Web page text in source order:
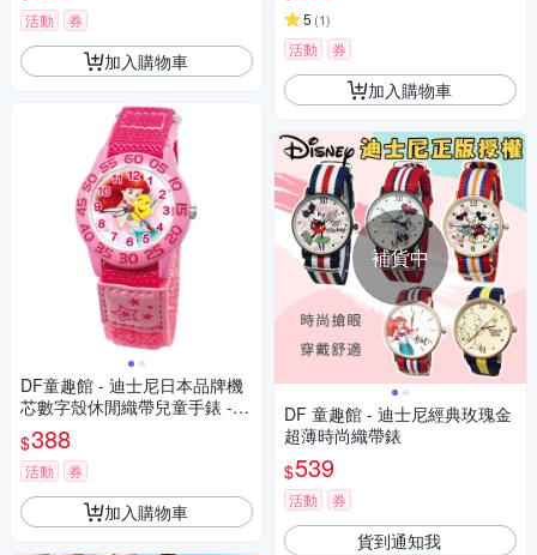
活動 券
加入購物車
DF童趣館 - 迪士尼日本品牌機
芯數字殼休閒織帶兒童手錶 -
多款可選
$388
活動 券
加入購物車
5 (1)
活動 券
加入購物車
補貨中
DF 童趣館 - 迪士尼經典玫瑰金
超薄時尚織帶錶
$539
活動 券
貨到通知我